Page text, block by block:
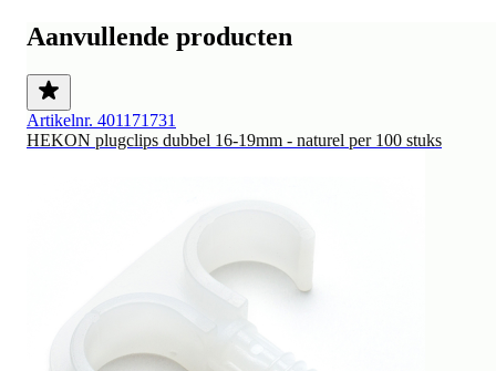
Aanvullende producten
Artikelnr. 401171731
HEKON plugclips dubbel 16-19mm - naturel per 100 stuks